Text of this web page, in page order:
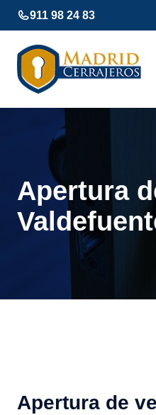
Saltar
al
contenido
911 98 24 83
Apertura
Apertura de